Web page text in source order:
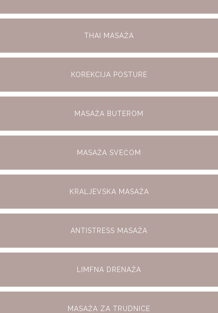
THAI MASAŽA
KOREKCIJA POSTURE
MASAŽA BUTEROM
MASAŽA SVEĆOM
KRALJEVSKA MASAŽA
ANTISTRESS MASAŽA
LIMFNA DRENAŽA
MASAŽA ZA TRUDNICE